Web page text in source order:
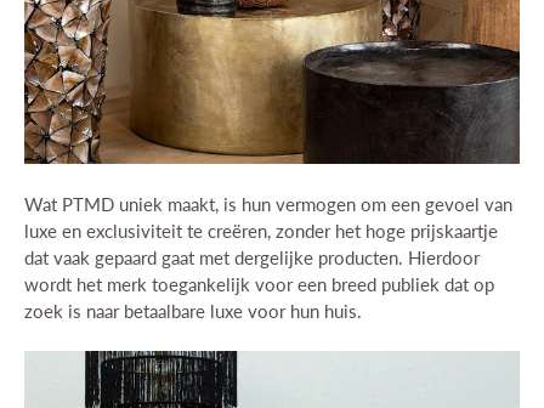
Wat PTMD uniek maakt, is hun vermogen om een gevoel van
luxe en exclusiviteit te creëren, zonder het hoge prijskaartje
dat vaak gepaard gaat met dergelijke producten. Hierdoor
wordt het merk toegankelijk voor een breed publiek dat op
zoek is naar betaalbare luxe voor hun huis.